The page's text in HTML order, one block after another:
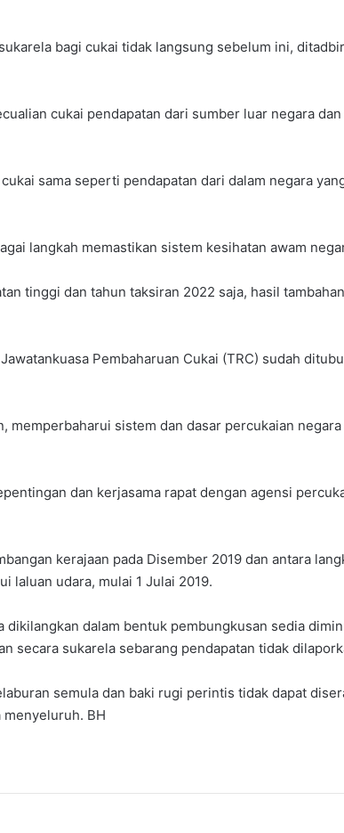
bagi cukai tidak langsung sebelum ini,
cukai pendapatan dari sumber luar negara
sama seperti pendapatan dari dalam negara
langkah memastikan sistem kesihatan awam
tinggi dan tahun taksiran 2022 saja, hasil
Pembaharuan Cukai (TRC) sudah
sistem dan dasar percukaian
dan kerjasama rapat dengan agensi
kerajaan pada Disember 2019 dan antara
laluan udara, mulai 1 Julai 2019.
dalam bentuk pembungkusan sedia
secara sukarela sebarang pendapatan tidak
semula dan baki rugi perintis tidak dapat
BH